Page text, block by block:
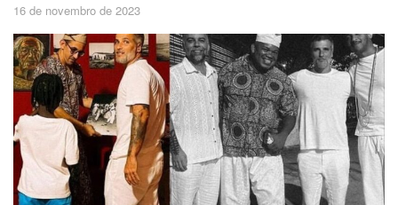
16 de novembro de 2023